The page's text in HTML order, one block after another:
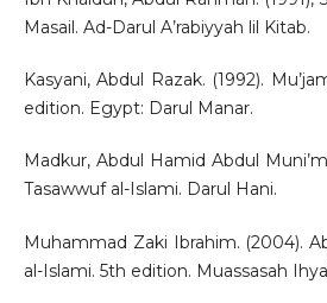
Masail. Ad-Darul A’rabiyyah lil Kitab.
Kasyani, Abdul Razak. (1992).
edition. Egypt: Darul Manar.
Madkur, Abdul Hamid Abdul
Tasawwuf al-Islami. Darul Hani.
Muhammad Zaki Ibrahim. (2004).
al-Islami. 5th edition. Muassasah